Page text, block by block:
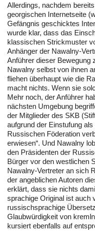
Allerdings, nachdem
georgischen Internetseite
Gefängnis geschicktes
wurde klar, dass das
klassischen Strickmuster
Anhänger der Nawalny-
Anführer dieser Bewegung
Nawalny selbst von ihnen
fliehen überhaupt wie die
macht nichts. Wenn sie
Mehr noch, der Anführer
nächsten Umgebung
der Mitglieder des SKB
aufgrund der Einstufung
Russischen Föderation
erwiesen“. Und Nawalny
den Präsidenten der
Bürger vor den westlichen
Nawalny-Vertreter an sich
der angeblichen Autoren
erklärt, dass sie nichts
sprachige Original ist auch
russischsprachige
Glaubwürdigkeit von
kursiert ebenfalls auf